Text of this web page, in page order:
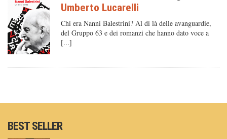
Umberto Lucarelli
Chi era Nanni Balestrini? Al di là delle avanguardie,
del Gruppo 63 e dei romanzi che hanno dato voce a
[...]
BEST SELLER